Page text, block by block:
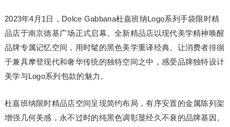
2023年4月1日，Dolce Gabbana杜嘉班纳Logo系列手袋限时精
品店于南京德基广场正式启幕。全新精品店以现代美学精神唤醒
品牌专属记忆空间，用时髦的黑色美学重译经典。让消费者徘徊
于兼具摩登现代和奢华传统的独特空间之中，感受品牌独特设计
美学与Logo系列包款的魅力。
杜嘉班纳限时精品店空间呈现简约布局，有序安置的金属陈列架
增强几何美感，永不过时的纯黑色调彰显经久不衰的品牌基因。